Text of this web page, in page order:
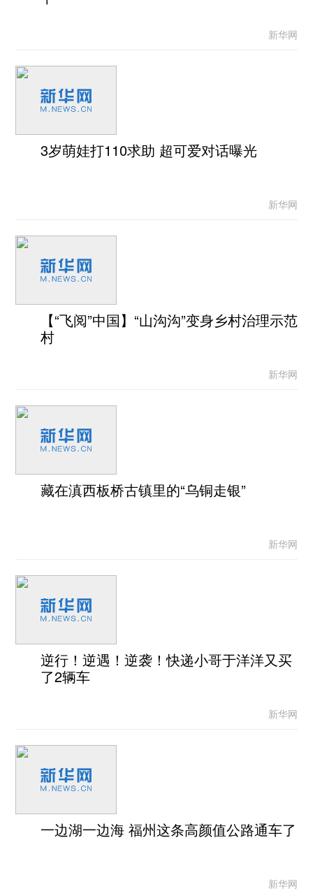
新华网
3岁萌娃打110求助 超可爱对话曝光
新华网
【“飞阅”中国】“山沟沟”变身乡村治理示范
村
新华网
藏在滇西板桥古镇里的“乌铜走银”
新华网
逆行！逆遇！逆袭！快递小哥于洋洋又买
了2辆车
新华网
一边湖一边海 福州这条高颜值公路通车了
新华网